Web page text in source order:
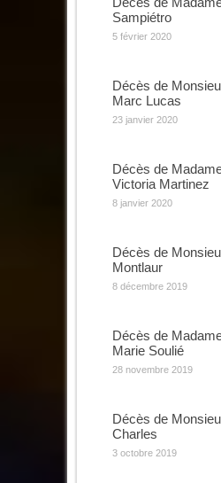
Sampiétro
5 février 2020
Décès de
Marc Lucas
23 janvier 2020
Décès de
Victoria Martinez
8 janvier 2020
Décès de
Montlaur
8 décembre 2019
Décès de
Marie Soulié
28 novembre 2019
Décès de
Charles
3 octobre 2019